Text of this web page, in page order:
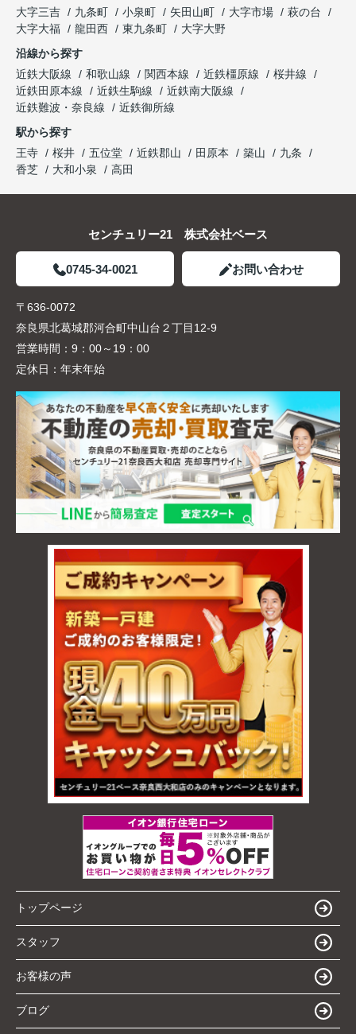
大字三吉
九条町 小泉町 矢田山町 大字市場
萩の台
大字大福
龍田西 東九条町
大字大野
沿線から探す
近鉄大阪線
和歌山線 関西本線 近鉄橿原線
桜井線
近鉄田原本線
近鉄生駒線
近鉄南大阪線
近鉄難波・奈良線
近鉄御所線
駅から探す
王寺
桜井 五位堂 近鉄郡山 田原本 築山
九条
香芝
大和小泉 高田
センチュリー21 株式会社ベース
0745-34-0021 お問い合わせ
〒636-0072
奈良県北葛城郡河合町中山台２丁目12-9
営業時間： 9：00～19：00
定休日： 年末年始
トップページ
スタッフ
お客様の声
ブログ